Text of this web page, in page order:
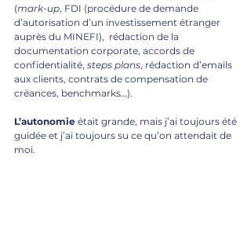
(mark-up, FDI (procédure de demande
d’autorisation d’un investissement étranger
auprès du MINEFI),  rédaction de la
documentation corporate, accords de
confidentialité, steps plans, rédaction d’emails
aux clients, contrats de compensation de
créances, benchmarks…).
L’autonomie était grande, mais j’ai toujours été
guidée et j’ai toujours su ce qu’on attendait de
moi.